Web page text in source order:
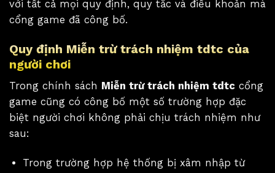
với tất cả mọi quy định, quy tắc và điều khoản mà
cổng game đã công bố.
Quy định Miễn trừ trách nhiệm tdtc của
người chơi
Trong chính sách Miễn trừ trách nhiệm tdtc cổng
game cũng có công bố một số trường hợp đặc
biệt người chơi không phải chịu trách nhiệm như
sau:
Trong trường hợp hệ thống bị xâm nhập từ